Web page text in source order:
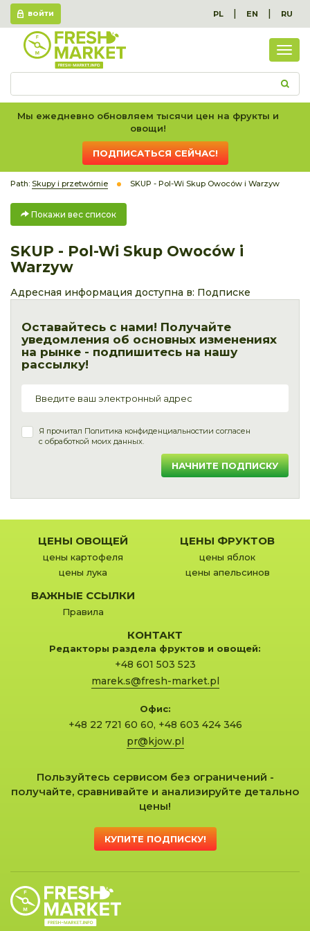
ВОЙТИ PL | EN | RU
вес
Мы ежедневно обновляем тысячи цен на фрукты и
овощи!
ПОДПИСАТЬСЯ СЕЙЧАС!
Path: Skupy i przetwórnie SKUP - Pol-Wi Skup Owoców i Warzyw
Покажи вес список
SKUP - Pol-Wi Skup Owoców i
Warzyw
Адресная информация доступна в: Подписке
Оставайтесь с нами! Получайте
уведомления об основных изменениях
на рынке - подпишитесь на нашу
рассылку!
Я прочитал Политика конфиденциальностии согласен
с обработкой моих данных.
НАЧНИТЕ ПОДПИСКУ
ЦЕНЫ ОВОЩЕЙ
цены картофеля
цены лука
ЦЕНЫ ФРУКТОВ
цены яблок
цены апельсинов
ВАЖНЫЕ ССЫЛКИ
Правила
КОНТАКТ
Редакторы раздела фруктов и овощей:
+48 601 503 523
marek.s@fresh-market.pl
Офис:
+48 22 721 60 60, +48 603 424 346
pr@kjow.pl
Пользуйтесь сервисом без ограничений -
получайте, сравнивайте и анализируйте детально
цены!
КУПИТЕ ПОДПИСКУ!